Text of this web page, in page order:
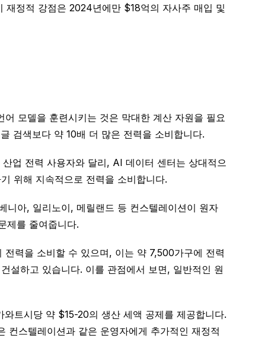
재정적 강점은 2024년에만 $18억의 자사주 매입 및
모델을 훈련시키는 것은 막대한 계산 자원을 필요
검색보다 약 10배 더 많은 전력을 소비합니다.
업 전력 사용자와 달리, AI 데이터 센터는 상대적으
위해 지속적으로 전력을 소비합니다.
니아, 일리노이, 메릴랜드 등 컨스텔레이션이 원자
제를 줄여줍니다.
력을 소비할 수 있으며, 이는 약 7,500가구에 전력
설하고 있습니다. 이를 관점에서 보면, 일반적인 원
트시당 약 $15-20의 생산 세액 공제를 제공합니다.
스텔레이션과 같은 운영자에게 추가적인 재정적